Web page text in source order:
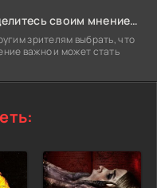
Понравился фильм? Поделитесь своим мнением!
зрителям выбрать, что
важно и может стать